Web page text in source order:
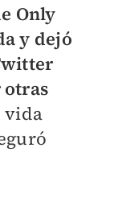
Only
y dejó
otras
vida